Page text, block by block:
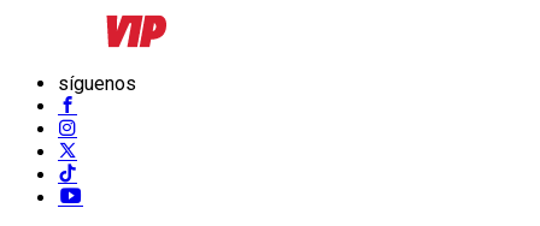
síguenos